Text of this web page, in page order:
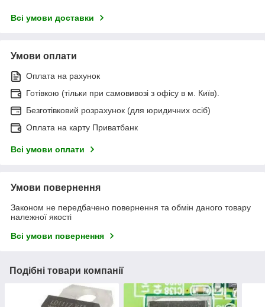
Всі умови доставки
Умови оплати
Оплата на рахунок
Готівкою (тільки при самовивозі з офісу в м. Київ).
Безготівковий розрахунок (для юридичних осіб)
Оплата на карту Приватбанк
Всі умови оплати
Умови повернення
Законом не передбачено повернення та обмін даного товару
належної якості
Всі умови повернення
Подібні товари компанії